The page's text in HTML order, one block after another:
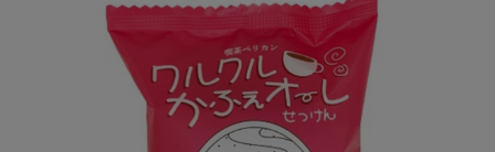
PRODUCTS / 商品を探す
COLLECTIONS / ブランド一覧